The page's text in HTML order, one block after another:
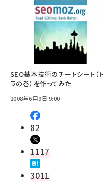
SEO基本技術のチートシート（ト
ラの巻）を作ってみた
2008年6月9日 9:00
82
1117
3011